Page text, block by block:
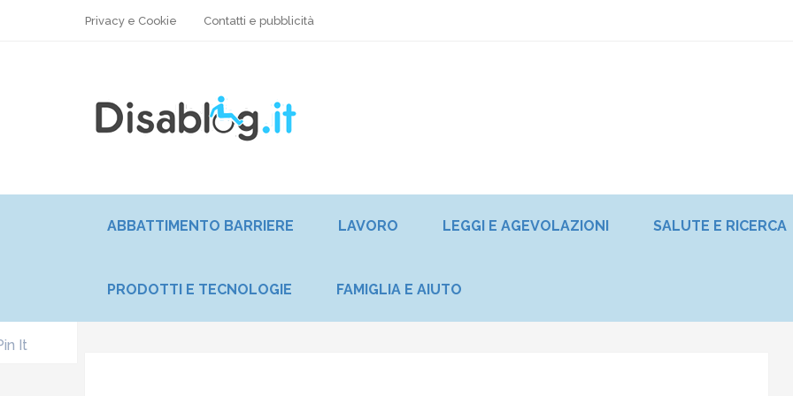
Privacy e Cookie Contatti e pubblicità
ABBATTIMENTO BARRIERE LAVORO LEGGI E AGEVOLAZIONI SALUTE E RICERCA
PRODOTTI E TECNOLOGIE FAMIGLIA E AIUTO
It